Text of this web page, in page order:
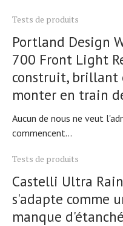
Tests de produits
Portland Design
700 Front Light
construit, brillant
monter en train
Aucun de nous ne veut
commencent...
Tests de produits
Castelli Ultra
s'adapte comme
manque